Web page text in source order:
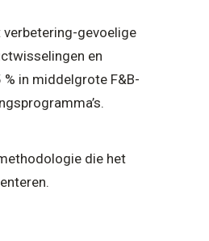
gevoelige
en
in middelgrote F&B-
die het